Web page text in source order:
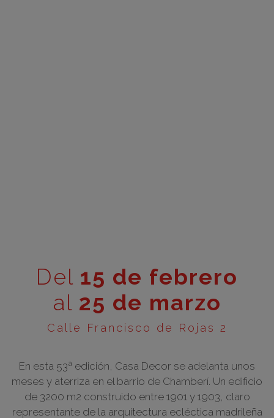
Del 15 de febrero
al 25 de marzo
Calle Francisco de Rojas 2
En esta 53ª edición, Casa Decor se adelanta unos
meses y aterriza en el barrio de Chamberí. Un edificio
de 3200 m2 construido entre 1901 y 1903, claro
representante de la arquitectura ecléctica madrileña